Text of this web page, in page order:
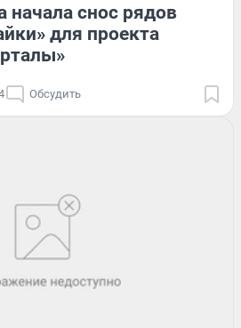
начала снос рядов
для проекта
Обсудить